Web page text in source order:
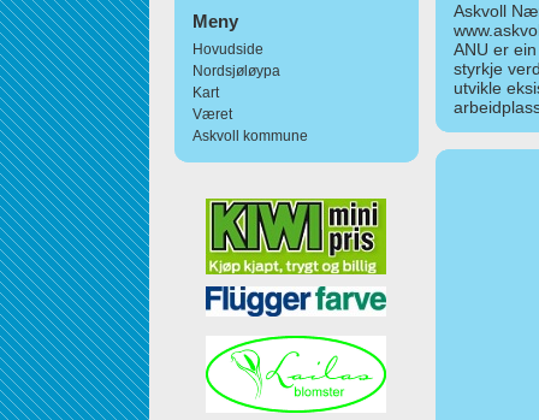
Meny
Hovudside
Nordsjøløypa
Kart
Været
Askvoll kommune
Askvoll
ANU er
styrkje
utvikle